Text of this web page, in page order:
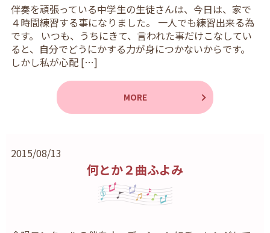
伴奏を頑張っている中学生の生徒さんは、今日は、家で
４時間練習する事になりました。 一人でも練習出来る為
です。 いつも、うちにきて、言われた事だけこなしてい
ると、自分でどうにかする力が身につかないからです。
しかし私が心配 […]
MORE
2015/08/13
何とか２曲ふよみ